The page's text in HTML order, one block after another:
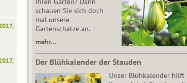
schauen Sie sich doch
mal unsere
Gartenschätze an.
mehr…
Der Blühkalender der Stauden
Unser Blühkalender hilft